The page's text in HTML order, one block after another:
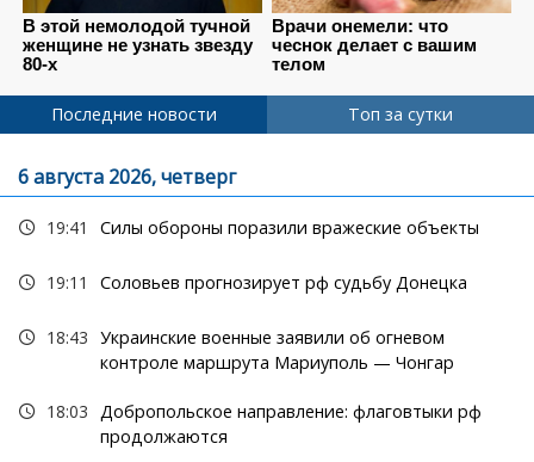
Последние новости Топ за сутки
6 августа 2026, четверг
19:41 Силы обороны поразили вражеские объекты
19:11 Соловьев прогнозирует рф судьбу Донецка
18:43 Украинские военные заявили об огневом
контроле маршрута Мариуполь — Чонгар
18:03 Добропольское направление: флаговтыки рф
продолжаются